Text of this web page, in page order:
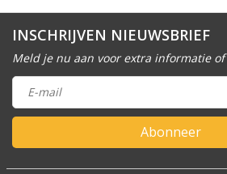
INSCHRIJVEN NIEUWSBRIEF
Meld je nu aan voor extra informatie
Abonneer